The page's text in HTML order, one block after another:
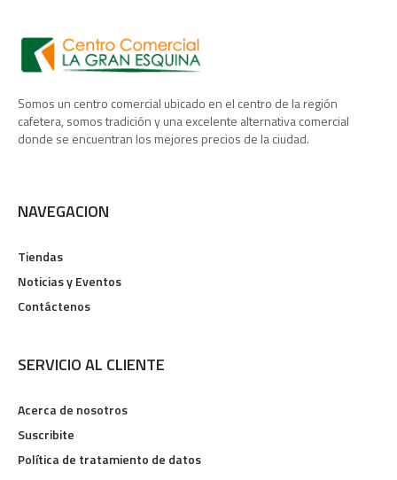
Somos un centro comercial ubicado en el centro de la región
cafetera, somos tradición y una excelente alternativa comercial
donde se encuentran los mejores precios de la ciudad.
NAVEGACION
Tiendas
Noticias y Eventos
Contáctenos
SERVICIO AL CLIENTE
Acerca de nosotros
Suscribite
Política de tratamiento de datos